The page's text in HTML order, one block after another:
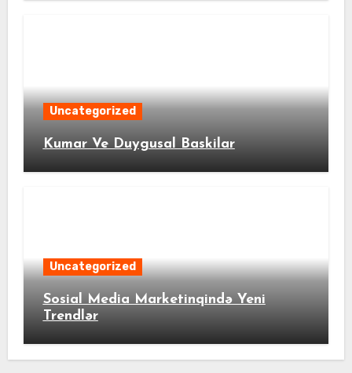
Uncategorized
Kumar Ve Duygusal Baskilar
Uncategorized
Sosial Media Marketinqində Yeni
Trendlər